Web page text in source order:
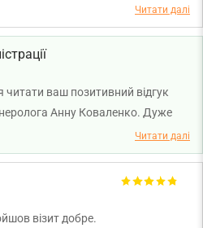
миттєво видалила папіломи, які
Жалкую, що не звернулась
подяку за привітність,
рецепції! До вас
Дякую!
Читати далі
ваш позитивний відгук
Анну Коваленко. Дуже
задоволені візитом, якістю
нашої команди. Бажаємо вам
Читати далі
візит добре.